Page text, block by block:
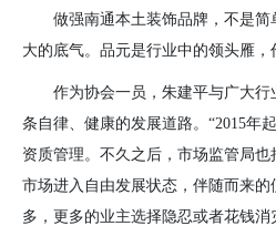
做强南通本土装饰品牌，不是
大的底气。品元是行业中的领头雁，
作为协会一员，朱建平与广大
条自律、健康的发展道路。“2015年
资质管理。不久之后，市场监管局
市场进入自由发展状态，伴随而来
多，更多的业主选择隐忍或者花钱